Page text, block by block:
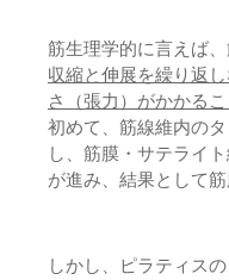
筋生理学的に言えば
収縮と伸展を繰り返
さ（張力）がかかるこ
初めて、筋線維内の
し、筋膜・サテライ
が進み、結果として筋
しかし、ピラティス